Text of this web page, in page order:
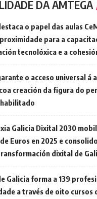
DA AMTEGA
o papel das aulas
para a
tecnolóxica e a
o acceso universal á
creación da figura do
Galicia Dixital 2030
Euros en 2025 e
dixital de
Galicia forma a 139
a través de oito cursos